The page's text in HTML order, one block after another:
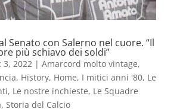
Senato con Salerno nel cuore. “Il
più schiavo dei soldi”
3, 2022| Amarcord molto vintage,
, History, Home, I mitici anni '80, Le
, Le nostre inchieste, Le Squadre
, Storia del Calcio